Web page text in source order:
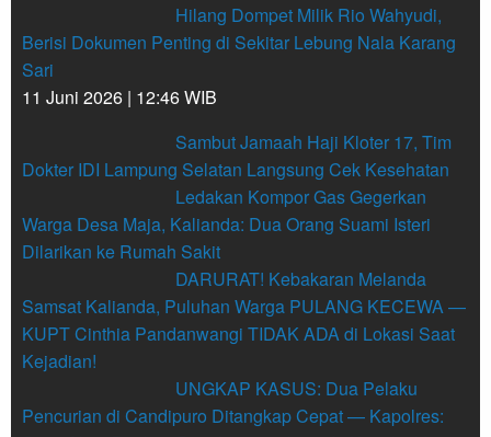
Hilang Dompet Milik Rio Wahyudi,
Berisi Dokumen Penting di Sekitar Lebung Nala Karang
Sari
11 Juni 2026 | 12:46 WIB
Sambut Jamaah Haji Kloter 17, Tim
Dokter IDI Lampung Selatan Langsung Cek Kesehatan
Ledakan Kompor Gas Gegerkan
Warga Desa Maja, Kalianda: Dua Orang Suami Isteri
Dilarikan ke Rumah Sakit
DARURAT! Kebakaran Melanda
Samsat Kalianda, Puluhan Warga PULANG KECEWA —
KUPT Cinthia Pandanwangi TIDAK ADA di Lokasi Saat
Kejadian!
UNGKAP KASUS: Dua Pelaku
Pencurian di Candipuro Ditangkap Cepat — Kapolres: